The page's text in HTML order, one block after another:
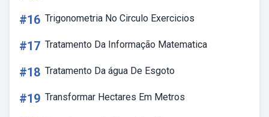
#16 Trigonometria No Circulo Exercicios
#17 Tratamento Da Informação Matematica
#18 Tratamento Da água De Esgoto
#19 Transformar Hectares Em Metros